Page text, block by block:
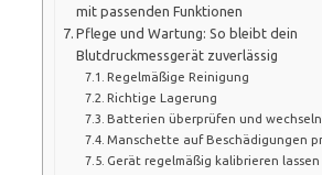
mit passenden Funktionen
Pflege und Wartung: So bleibt dein
Blutdruckmessgerät zuverlässig
Regelmäßige Reinigung
Richtige Lagerung
Batterien überprüfen und wechseln
Manschette auf Beschädigungen
Gerät regelmäßig kalibrieren lassen